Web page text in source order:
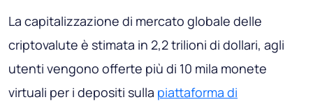
La capitalizzazione di mercato globale delle
criptovalute è stimata in 2,2 trilioni di dollari, agli
utenti vengono offerte più di 10 mila monete
virtuali per i depositi sulla piattaforma di